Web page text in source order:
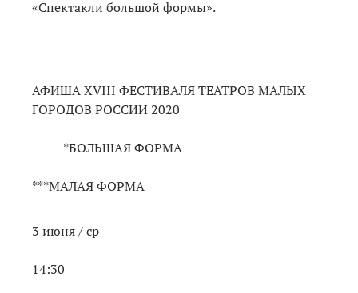
«Спектакли большой формы».
АФИША XVIII ФЕСТИВАЛЯ ТЕАТРОВ МАЛЫХ
ГОРОДОВ РОССИИ 2020
*БОЛЬШАЯ ФОРМА
***МАЛАЯ ФОРМА
3 июня / ср
14:30